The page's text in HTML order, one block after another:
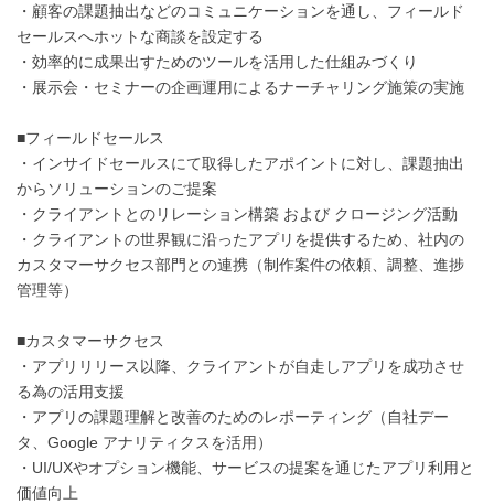
・顧客の課題抽出などのコミュニケーションを通し、フィールド
セールスへホットな商談を設定する
・効率的に成果出すためのツールを活用した仕組みづくり
・展示会・セミナーの企画運用によるナーチャリング施策の実施
■フィールドセールス
・インサイドセールスにて取得したアポイントに対し、課題抽出
からソリューションのご提案
・クライアントとのリレーション構築 および クロージング活動
・クライアントの世界観に沿ったアプリを提供するため、社内の
カスタマーサクセス部門との連携（制作案件の依頼、調整、進捗
管理等）
■カスタマーサクセス
・アプリリリース以降、クライアントが自走しアプリを成功させ
る為の活用支援
・アプリの課題理解と改善のためのレポーティング（自社デー
タ、Google アナリティクスを活用）
・UI/UXやオプション機能、サービスの提案を通じたアプリ利用と
価値向上